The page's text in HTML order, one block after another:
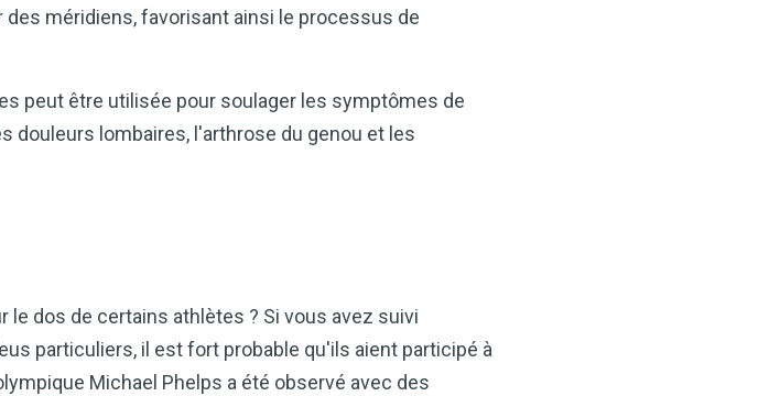
méridiens, favorisant ainsi le processus de
peut être utilisée pour soulager les symptômes de
douleurs lombaires, l'arthrose du genou et les
dos de certains athlètes ? Si vous avez suivi
particuliers, il est fort probable qu'ils aient participé à
Michael Phelps a été observé avec des